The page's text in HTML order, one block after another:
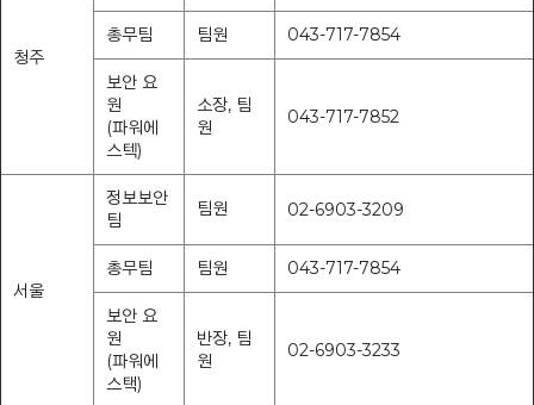
청주
총무팀 팀원 043-717-7854
보안 요
원
(파워에
스텍)
소장, 팀
원
043-717-7852
서울
정보보안
팀
팀원 02-6903-3209
총무팀 팀원 043-717-7854
보안 요
원
(파워에
스택)
반장, 팀
원
02-6903-3233